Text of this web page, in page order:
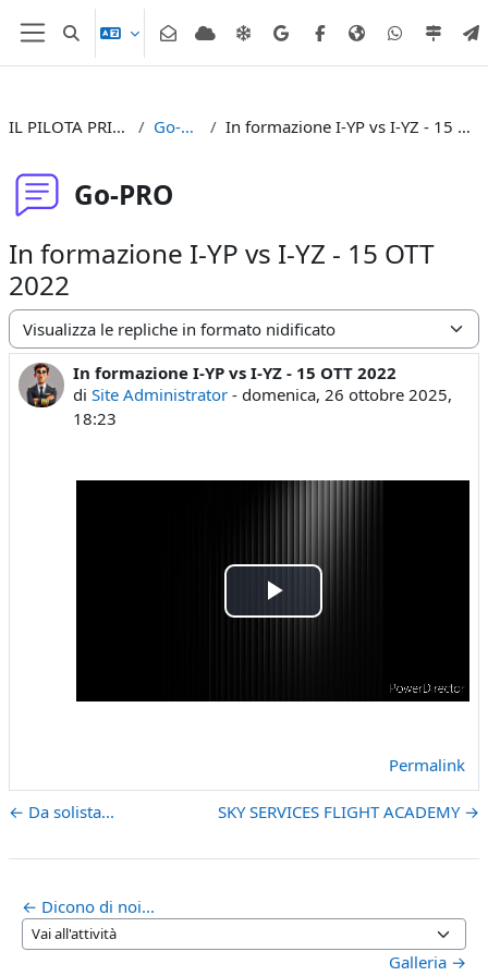
Vai al contenuto principale
Pannello laterale
Attiva/disattiva input di ricerca
IL PILOTA PRIVATO Go-PRO In formazione I-YP vs I-YZ - 15 OTT 2022
Go-PRO
In formazione I-YP vs I-YZ - 15 OTT
2022
Modalità visualizzazione
In formazione I-YP vs I-YZ - 15 OTT 2022
di Site Administrator- domenica, 26 ottobre 2025,
18:23
Numero di risposte: 0
Riproduci
video
Permalink
← Da solista... SKY SERVICES FLIGHT ACADEMY →
← Dicono di noi...
Vai all'attività
Galleria →